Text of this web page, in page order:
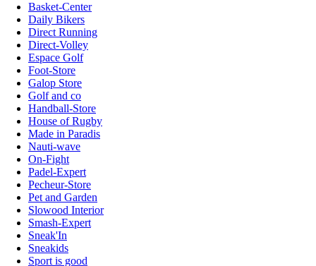
Basket-Center
Daily Bikers
Direct Running
Direct-Volley
Espace Golf
Foot-Store
Galop Store
Golf and co
Handball-Store
House of Rugby
Made in Paradis
Nauti-wave
On-Fight
Padel-Expert
Pecheur-Store
Pet and Garden
Slowood Interior
Smash-Expert
Sneak'In
Sneakids
Sport is good